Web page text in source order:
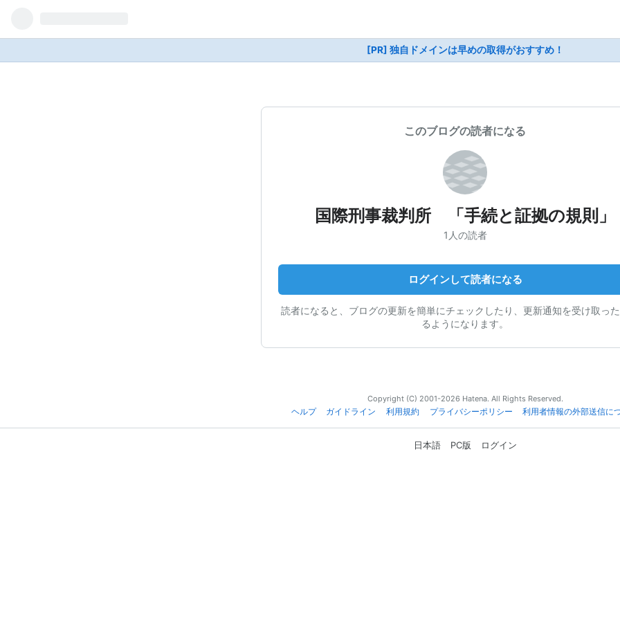
[PR] 独自ドメインは早めの取得がおすすめ！
このブログの読者になる
国際刑事裁判所 「手続と証拠の規則」
1人の読者
ログインして読者になる
読者になると、ブログの更新を簡単にチェックしたり、更新通知を受け取っ
るようになります。
Copyright (C) 2001-2026 Hatena. All Rights Reserved.
ヘルプ
ガイドライン 利用規約 プライバシーポリシー 利用者情報の外部送信に
日本語 PC版 ログイン